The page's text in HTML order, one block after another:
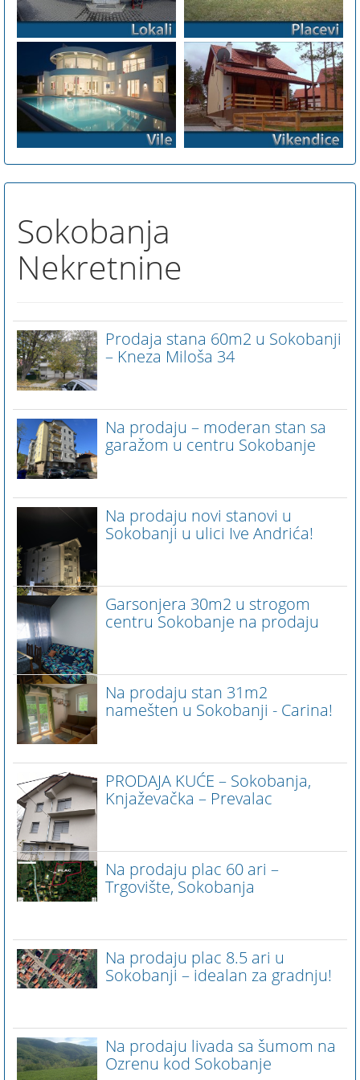
Sokobanja
Nekretnine
Prodaja stana 60m2 u Sokobanji
– Kneza Miloša 34
Na prodaju – moderan stan sa
garažom u centru Sokobanje
Na prodaju novi stanovi u
Sokobanji u ulici Ive Andrića!
Garsonjera 30m2 u strogom
centru Sokobanje na prodaju
Na prodaju stan 31m2
namešten u Sokobanji - Carina!
PRODAJA KUĆE – Sokobanja,
Knjaževačka – Prevalac
Na prodaju plac 60 ari –
Trgovište, Sokobanja
Na prodaju plac 8.5 ari u
Sokobanji – idealan za gradnju!
Na prodaju livada sa šumom na
Ozrenu kod Sokobanje